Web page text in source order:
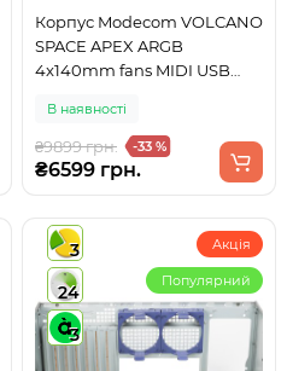
Корпус Modecom VOLCANO
SPACE APEX ARGB
4x140mm fans MIDI USB
ATX
В наявності
₴9899 грн. -33 %
₴6599 грн.
3
24
3
Акція
Популярний